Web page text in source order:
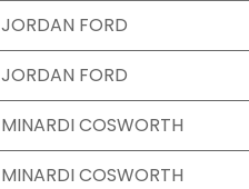
JORDAN FORD
JORDAN FORD
MINARDI COSWORTH
MINARDI COSWORTH